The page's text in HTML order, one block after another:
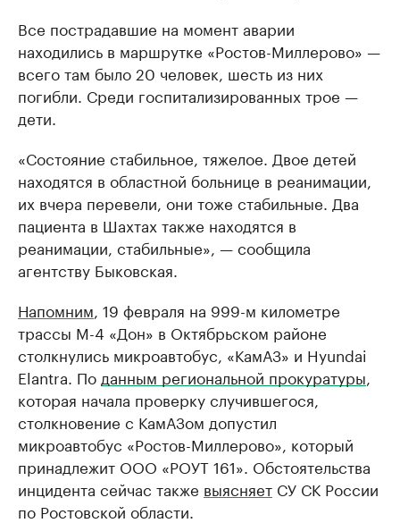
Все пострадавшие на момент аварии
находились в маршрутке «Ростов-Миллерово» —
всего там было 20 человек, шесть из них
погибли. Среди госпитализированных трое —
дети.
«Состояние стабильное, тяжелое. Двое детей
находятся в областной больнице в реанимации,
их вчера перевели, они тоже стабильные. Два
пациента в Шахтах также находятся в
реанимации, стабильные», — сообщила
агентству Быковская.
Напомним , 19 февраля на 999-м километре
трассы М-4 «Дон» в Октябрьском районе
столкнулись микроавтобус, «КамАЗ» и Hyundai
Elantra. По данным региональной прокуратуры
которая начала проверку случившегося,
столкновение с КамАЗом допустил
микроавтобус «Ростов-Миллерово», который
принадлежит ООО «РОУТ 161». Обстоятельства
инцидента сейчас также выясняет СУ СК России
по Ростовской области.